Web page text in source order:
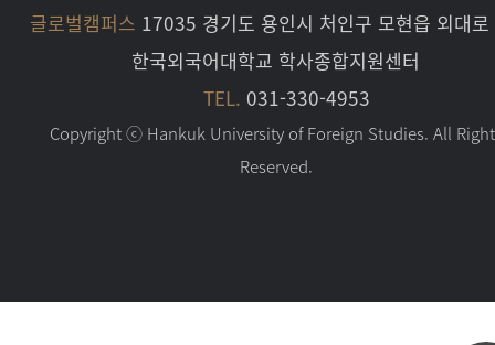
글로벌캠퍼스 17035 경기도 용인시 처인구 모현읍 외대
한국외국어대학교 학사종합지원센터
TEL. 031-330-4953
Copyright ⓒ Hankuk University of Foreign Studies. All
Reserved.